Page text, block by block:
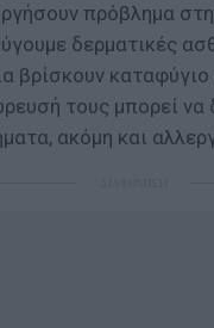
πρόβλημα
δερματικές
βρίσκουν καταφύγιο
τους μπορεί να
ακόμη και